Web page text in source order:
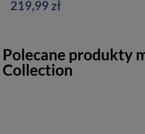
219,99 zł
Polecane produkty
Collection